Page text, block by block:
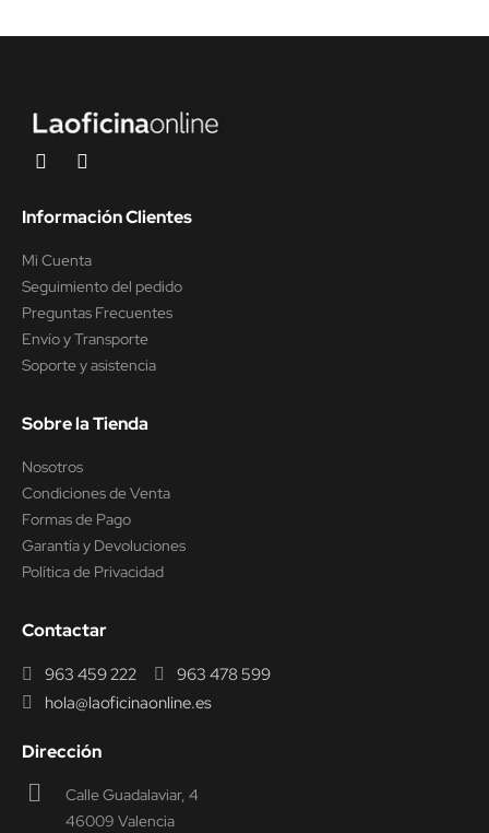
Información Clientes
Mi Cuenta
Seguimiento del pedido
Preguntas Frecuentes
Envío y Transporte
Soporte y asistencia
Sobre la Tienda
Nosotros
Condiciones de Venta
Formas de Pago
Garantía y Devoluciones
Política de Privacidad
Contactar
963 459 222
963 478 599
hola@laoficinaonline.es
Dirección
Calle Guadalaviar, 4
46009 Valencia